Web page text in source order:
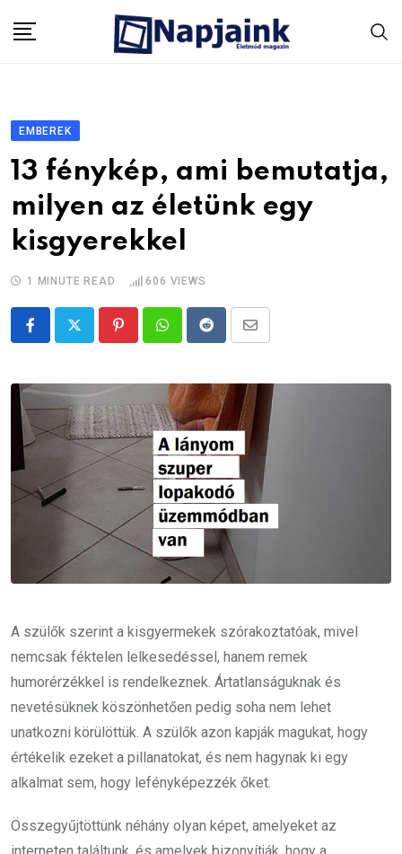
EMBEREK
13 fénykép, ami bemutatja,
milyen az életünk egy
kisgyerekkel
1 MINUTE READ 606 VIEWS
PinterestWhatsappRedditShare
Email
A szülők szerint a kisgyermekek szórakoztatóak, mivel
nemcsak féktelen lelkesedéssel, hanem remek
humorérzékkel is rendelkeznek. Ártatlanságuknak és
nevetésüknek köszönhetően pedig soha nem lehet
unatkozni körülöttük. A szülők azon kapják magukat, hogy
értékelik ezeket a pillanatokat, és nem hagynak ki egy
alkalmat sem, hogy lefényképezzék őket.
Összegyűjtöttünk néhány olyan képet, amelyeket az
interneten találtunk, és amelyek bizonyítják, hogy a